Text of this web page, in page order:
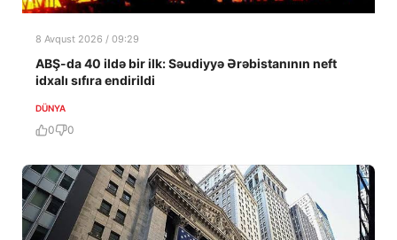
8 Avqust 2026 / 09:29
ABŞ-da 40 ildə bir ilk: Səudiyyə Ərəbistanının neft
idxalı sıfıra endirildi
DÜNYA
0 0